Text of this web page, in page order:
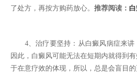
了处方，再按方购药放心。 推荐阅读：
4、治疗要坚持：从白癜风病症来讲
因此，白癜风可能无法在短期内就得到
于在意疗效的体现，所以，总是会盲目